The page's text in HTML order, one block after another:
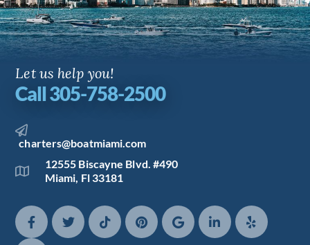
Let us help you!
Call 305-758-2500
charters@boatmiami.com
12555 Biscayne Blvd. #490
Miami, Fl 33181